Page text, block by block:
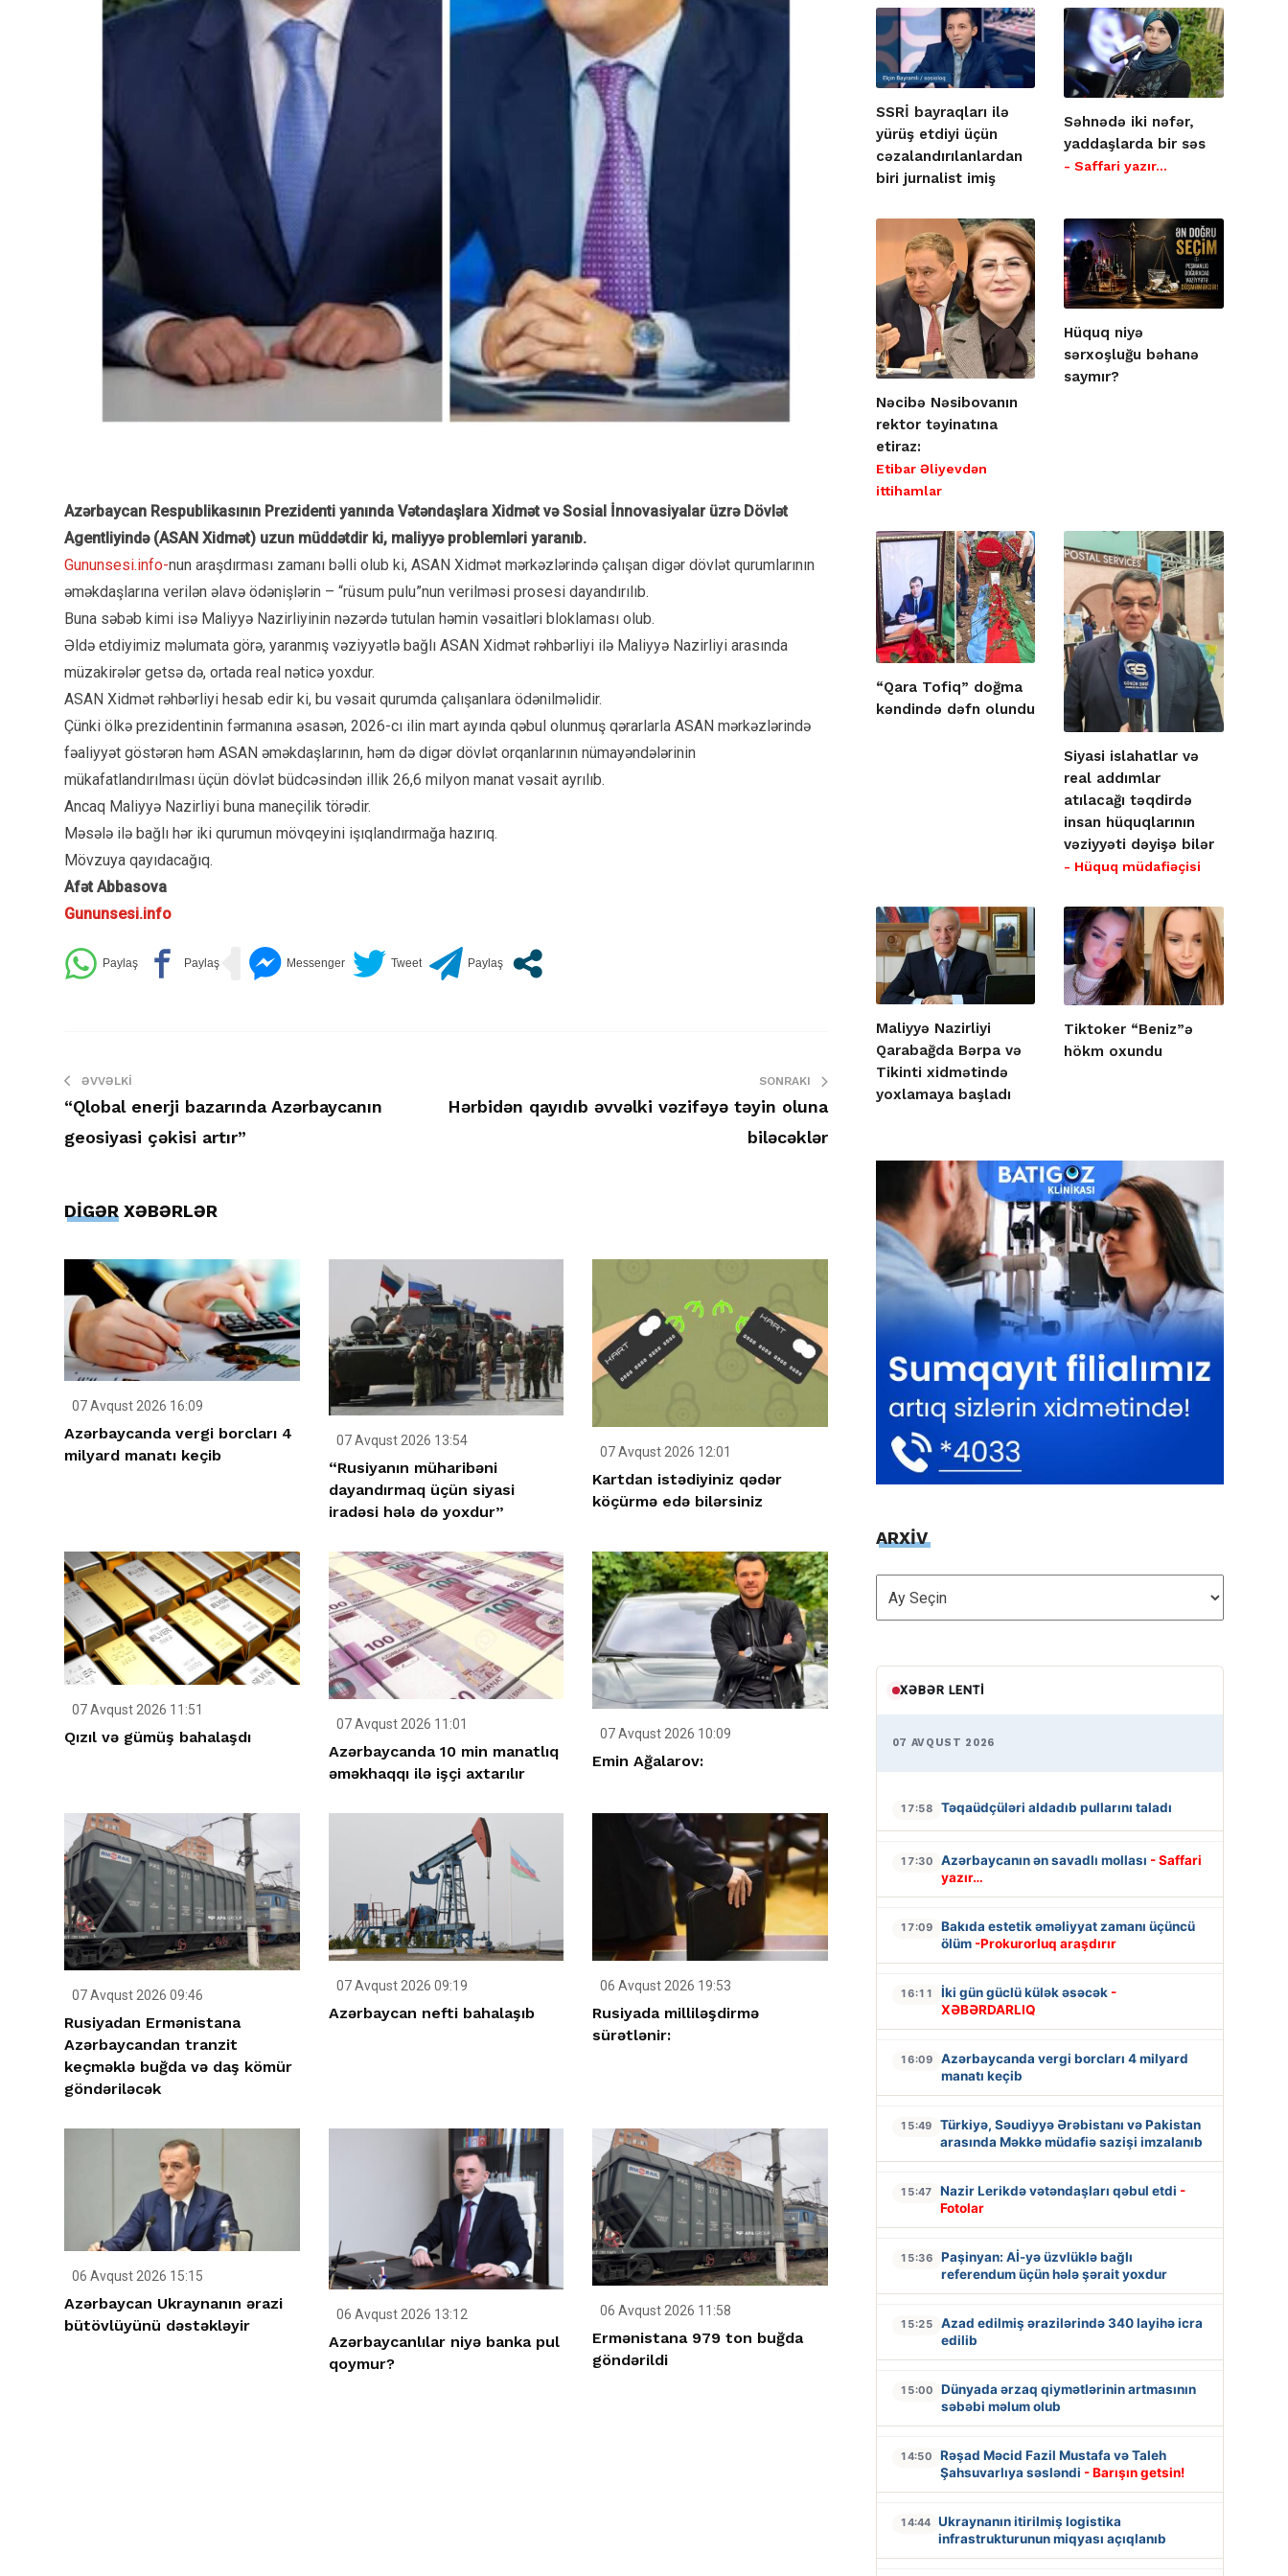
Azərbaycan Respublikasının Prezidenti yanında Vətəndaşlara Xidmət və Sosial İnnovasiyalar üzrə Dövlət
Agentliyində (ASAN Xidmət) uzun müddətdir ki, maliyyə problemləri yaranıb.
Gununsesi.info-nun araşdırması zamanı bəlli olub ki, ASAN Xidmət mərkəzlərində çalışan digər dövlət qurumlarının
əməkdaşlarına verilən əlavə ödənişlərin – “rüsum pulu”nun verilməsi prosesi dayandırılıb.
Buna səbəb kimi isə Maliyyə Nazirliyinin nəzərdə tutulan həmin vəsaitləri bloklaması olub.
Əldə etdiyimiz məlumata görə, yaranmış vəziyyətlə bağlı ASAN Xidmət rəhbərliyi ilə Maliyyə Nazirliyi arasında
müzakirələr getsə də, ortada real nəticə yoxdur.
ASAN Xidmət rəhbərliyi hesab edir ki, bu vəsait qurumda çalışanlara ödənilməlidir.
Çünki ölkə prezidentinin fərmanına əsasən, 2026-cı ilin mart ayında qəbul olunmuş qərarlarla ASAN mərkəzlərində
fəaliyyət göstərən həm ASAN əməkdaşlarının, həm də digər dövlət orqanlarının nümayəndələrinin
mükafatlandırılması üçün dövlət büdcəsindən illik 26,6 milyon manat vəsait ayrılıb.
Ancaq Maliyyə Nazirliyi buna maneçilik törədir.
Məsələ ilə bağlı hər iki qurumun mövqeyini işıqlandırmağa hazırıq.
Mövzuya qayıdacağıq.
Afət Abbasova
Gununsesi.info
ƏVVƏLKI
“Qlobal enerji bazarında Azərbaycanın
geosiyasi çəkisi artır”
SONRAKI
Hərbidən qayıdıb əvvəlki vəzifəyə təyin oluna
biləcəklər
DİGƏR XƏBƏRLƏR
07 Avqust 2026 16:09
Azərbaycanda vergi borcları 4
milyard manatı keçib
07 Avqust 2026 13:54
“Rusiyanın müharibəni
dayandırmaq üçün siyasi
iradəsi hələ də yoxdur”
07 Avqust 2026 12:01
Kartdan istədiyiniz qədər
köçürmə edə bilərsiniz
07 Avqust 2026 11:51
Qızıl və gümüş bahalaşdı
07 Avqust 2026 11:01
Azərbaycanda 10 min manatlıq
əməkhaqqı ilə işçi axtarılır
07 Avqust 2026 10:09
Emin Ağalarov:
07 Avqust 2026 09:46
Rusiyadan Ermənistana
Azərbaycandan tranzit
keçməklə buğda və daş kömür
göndəriləcək
07 Avqust 2026 09:19
Azərbaycan nefti bahalaşıb
06 Avqust 2026 19:53
Rusiyada milliləşdirmə
sürətlənir:
06 Avqust 2026 15:15
Azərbaycan Ukraynanın ərazi
bütövlüyünü dəstəkləyir
06 Avqust 2026 13:12
Azərbaycanlılar niyə banka pul
qoymur?
06 Avqust 2026 11:58
Ermənistana 979 ton buğda
göndərildi
SSRİ bayraqları ilə
yürüş etdiyi üçün
cəzalandırılanlardan
biri jurnalist imiş
Səhnədə iki nəfər,
yaddaşlarda bir səs
- Saffari yazır…
Nəcibə Nəsibovanın
rektor təyinatına
etiraz:
Etibar Əliyevdən
ittihamlar
Hüquq niyə
sərxoşluğu bəhanə
saymır?
“Qara Tofiq” doğma
kəndində dəfn olundu
Siyasi islahatlar və
real addımlar
atılacağı təqdirdə
insan hüquqlarının
vəziyyəti dəyişə bilər
- Hüquq müdafiəçisi
Maliyyə Nazirliyi
Qarabağda Bərpa və
Tikinti xidmətində
yoxlamaya başladı
Tiktoker “Beniz”ə
hökm oxundu
ARXİV
ARXİV
XƏBƏR LENTI
07 AVQUST 2026
17:58 Təqaüdçüləri aldadıb pullarını taladı
17:30 Azərbaycanın ən savadlı mollası - Saffari
yazır…
17:09
Bakıda estetik əməliyyat zamanı üçüncü
ölüm -Prokurorluq araşdırır
16:11 İki gün güclü külək əsəcək -
XƏBƏRDARLIQ
16:09
Azərbaycanda vergi borcları 4 milyard
manatı keçib
15:49
Türkiyə, Səudiyyə Ərəbistanı və Pakistan
arasında Məkkə müdafiə sazişi imzalanıb
15:47 Nazir Lerikdə vətəndaşları qəbul etdi -
Fotolar
15:36
Paşinyan: Aİ-yə üzvlüklə bağlı
referendum üçün hələ şərait yoxdur
15:25
Azad edilmiş ərazilərində 340 layihə icra
edilib
15:00
Dünyada ərzaq qiymətlərinin artmasının
səbəbi məlum olub
14:50
Rəşad Məcid Fazil Mustafa və Taleh
Şahsuvarlıya səsləndi - Barışın getsin!
14:44 Ukraynanın itirilmiş logistika
infrastrukturunun miqyası açıqlanıb